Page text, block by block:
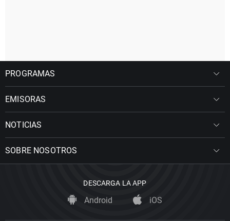
PROGRAMAS
EMISORAS
NOTICIAS
SOBRE NOSOTROS
DESCARGA LA APP
Android iOS